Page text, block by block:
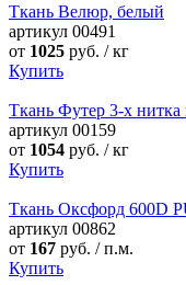
Ткань Велюр, белый
артикул 00491
от 1025 руб. / кг
Купить
Ткань Футер 3-х нитка
артикул 00159
от 1054 руб. / кг
Купить
Ткань Оксфорд 600D
артикул 00862
от 167 руб. / п.м.
Купить